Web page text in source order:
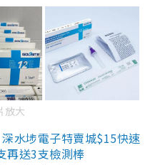
放大
水埗電子特賣城$15快速
再送3支檢測棒